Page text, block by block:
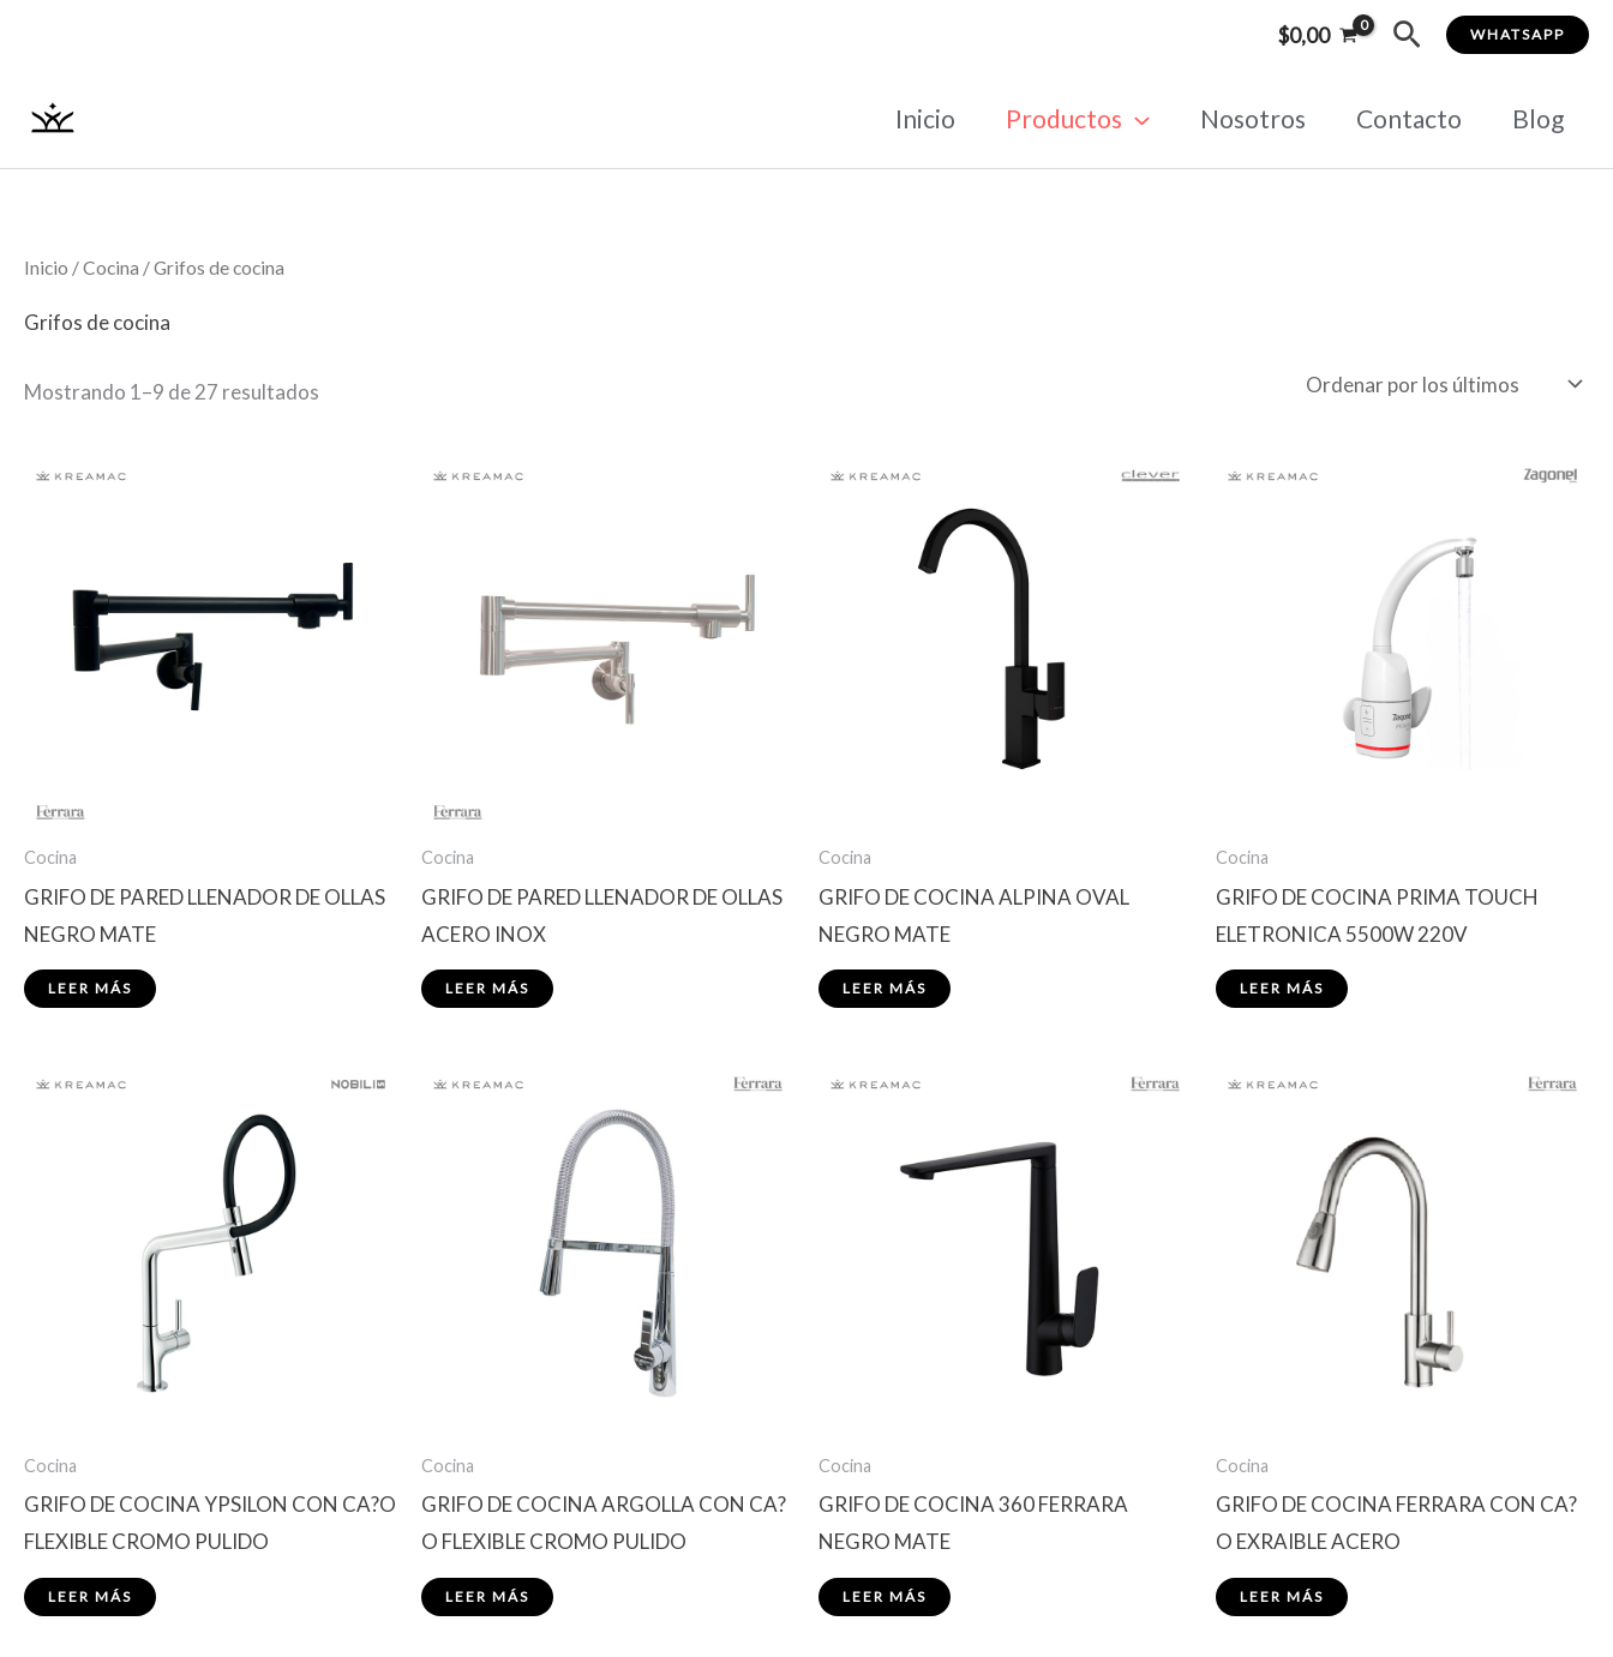
$0,00 BuscarWHATSAPP
Inicio Productos Nosotros Contacto Blog
Inicio /Cocina / Grifos de cocina
Grifos de cocina
Mostrando 1–9 de 27 resultados
Cocina
GRIFO DE PARED LLENADOR DE OLLAS
NEGRO MATE
LEER MÁS
Cocina
GRIFO DE PARED LLENADOR DE OLLAS
ACERO INOX
LEER MÁS
Cocina
GRIFO DE COCINA ALPINA OVAL
NEGRO MATE
LEER MÁS
Cocina
GRIFO DE COCINA PRIMA TOUCH
ELETRONICA 5500W 220V
LEER MÁS
Cocina
GRIFO DE COCINA YPSILON CON CA?O
FLEXIBLE CROMO PULIDO
LEER MÁS
Cocina
GRIFO DE COCINA ARGOLLA CON CA?
O FLEXIBLE CROMO PULIDO
LEER MÁS
Cocina
GRIFO DE COCINA 360 FERRARA
NEGRO MATE
LEER MÁS
Cocina
GRIFO DE COCINA FERRARA CON CA?
O EXRAIBLE ACERO
LEER MÁS